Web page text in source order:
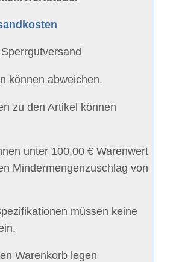
können abweichen.
zu den Artikel können
unter 100,00 € Warenwert
Mindermengenzuschlag von
müssen keine
Warenkorb legen